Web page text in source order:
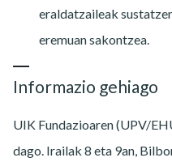
eraldatzaileak
eremuan sakontzea.
Informazio gehiago
UIK Fundazioaren (UPV/
dago. Irailak 8 eta 9an,